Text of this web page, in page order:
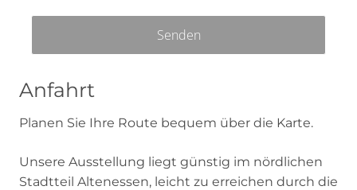
Senden
Anfahrt
Planen Sie Ihre Route bequem über die Karte.
Unsere Ausstellung liegt günstig im nördlichen
Stadtteil Altenessen, leicht zu erreichen durch die